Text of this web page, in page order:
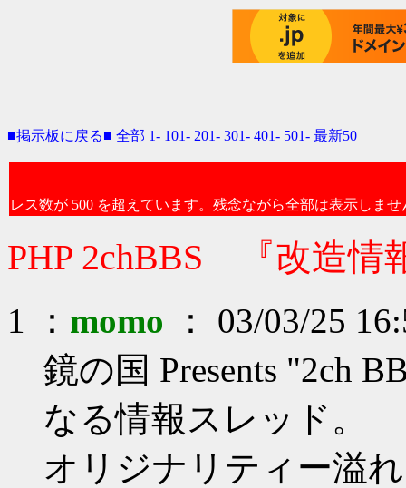
■掲示板に戻る■ 全部 1- 101- 201- 301- 401- 501- 最新50
レス数が 500 を超えています。残念ながら全部は表示しませ
PHP 2chBBS 『改造情
1 ： momo ： 03/03/25
鏡の国 Presents "2ch
なる情報スレッド。
オリジナリティー溢